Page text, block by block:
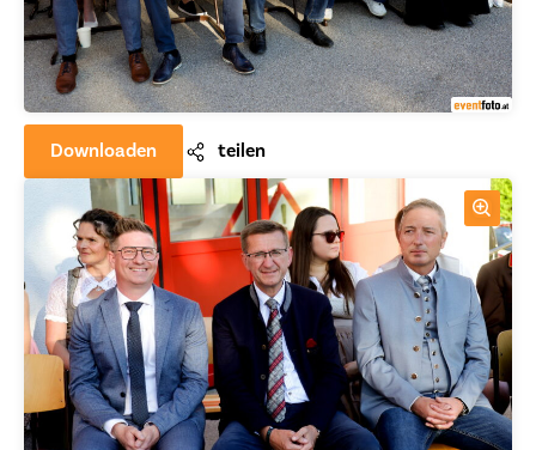
Downloaden teilen